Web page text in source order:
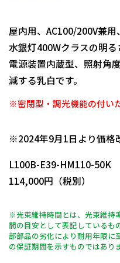
屋内用、AC100/200V兼用
水銀灯400Wクラスの明る
電源装置内蔵型、照射角
減する乳白です。
※密閉型・調光機能の付い
※2024年9月1日より価格
L100B-E39-HM110-50K
114,000円（税別）
※光束維持時間とは、光束維持
間の目安として表記しているも
部部品の劣化により耐用年限に
の保証期間を示すものではあり